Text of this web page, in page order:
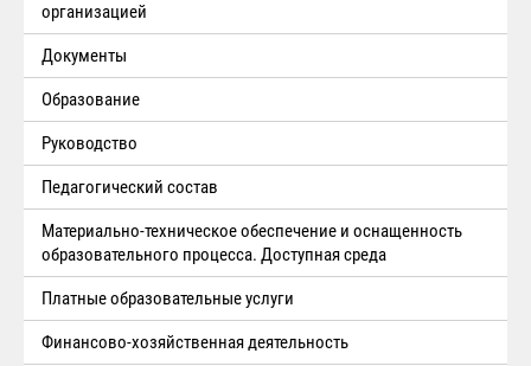
организацией
Документы
Образование
Руководство
Педагогический состав
Материально-техническое обеспечение и оснащенность
образовательного процесса. Доступная среда
Платные образовательные услуги
Финансово-хозяйственная деятельность